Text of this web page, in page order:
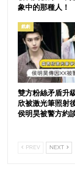
象中的那種人！
戲劇
雙方粉絲矛盾升
欣被激光筆照射
侯明昊被警方約
PREV NEXT